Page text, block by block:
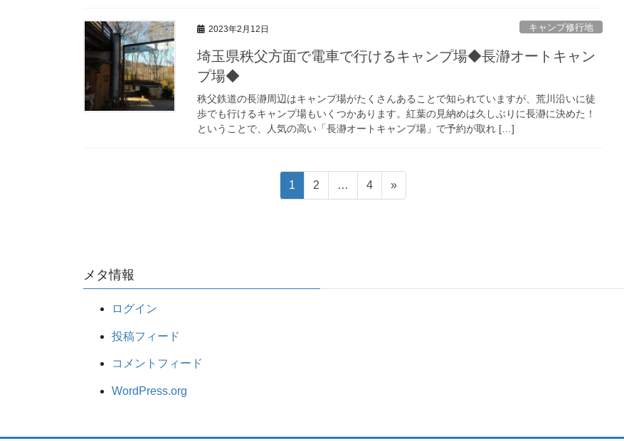
2023年2月12日 キャンプ修行地
埼玉県秩父方面で電車で行けるキャンプ場◆長瀞オートキャン
プ場◆
秩父鉄道の長瀞周辺はキャンプ場がたくさんあることで知られていますが、荒川沿いに徒
歩でも行けるキャンプ場もいくつかあります。紅葉の見納めは久しぶりに長瀞に決めた！
ということで、人気の高い「長瀞オートキャンプ場」で予約が取れ […]
ペ
ー
ジ
送
固
定
1
固
定
2 …
固
定
4 »
メタ情報
ログイン
投稿フィード
コメントフィード
WordPress.org